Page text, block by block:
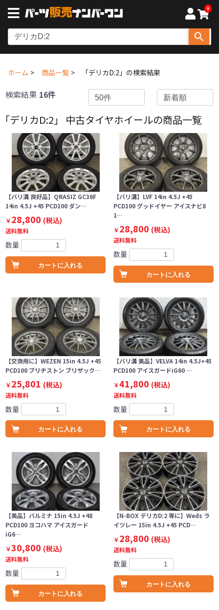
0
ホーム 商品一覧 「デリカD:2」の検索結果
検索結果 16件
「デリカD:2」 中古タイヤホイールの商品一覧
【バリ溝 良好品】QRASIZ GC36F
14in 4.5J +45 PCD100 ダン…
￥28,800 (税込)
送料無料
数量
カートに入れる
【バリ溝】LVF 14in 4.5J +45
PCD100 グッドイヤー アイスナビ8
1…
￥28,800 (税込)
送料無料
数量
カートに入れる
【交換用に】WEZEN 15in 4.5J +45
PCD100 ブリヂストン ブリザック…
￥25,801 (税込)
送料無料
数量
カートに入れる
【バリ溝 美品】VELVA 14in 4.5J+45
PCD100 アイスガードiG60 …
￥41,800 (税込)
送料無料
数量
カートに入れる
【美品】バルミナ 15in 4.5J +48
PCD100 ヨコハマ アイスガード
iG6…
￥30,800 (税込)
送料無料
数量
カートに入れる
【N-BOX デリカD:2 等に】Weds ラ
イツレー 15in 4.5J +45 PCD…
￥28,800 (税込)
送料無料
数量
カートに入れる